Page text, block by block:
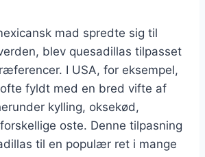
mad spredte sig til
blev quesadillas tilpasset
I USA, for eksempel,
fyldt med en bred vifte af
kylling, oksekød,
oste. Denne tilpasning
til en populær ret i mange